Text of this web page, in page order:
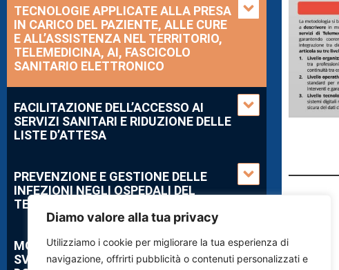
Diamo valore alla tua privacy
Utilizziamo i cookie per migliorare la tua esperienza di
navigazione, offrirti pubblicità o contenuti personalizzati e
TECNOLOGIE APPLICATE ALLA PRESA
IN CARICO DEL PAZIENTE, ALLE CURE
E ALL’ASSISTENZA NEL TERRITORIO,
TELEMEDICINA, AI, FASCICOLO
SANITARIO ELETTRONICO
FACILITAZIONE DELL’ACCESSO AI
SERVIZI SANITARI E RIDUZIONE DELLE
LISTE D’ATTESA
PREVENZIONE E GESTIONE DELLE
INFEZIONI NEGLI OSPEDALI DEL
TERRITORIO
MODELLI EFFICIENTI PER LO
SVILUPPO DELL’ASSISTENZA